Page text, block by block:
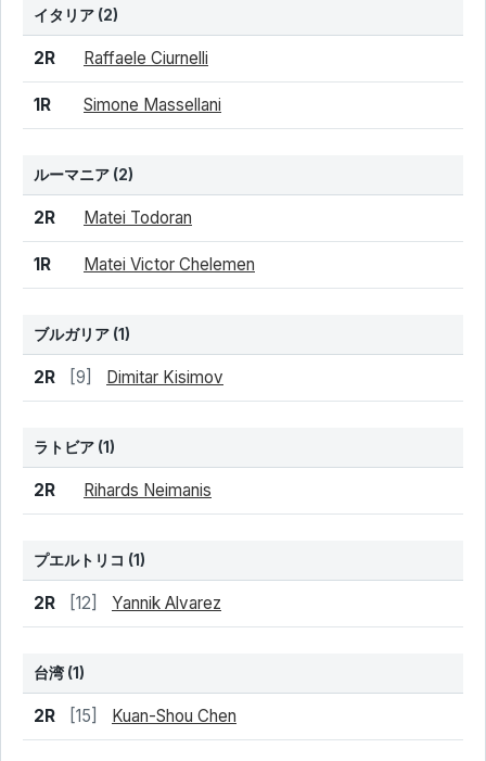
イタリア (2)
結果 シード 選手名
2R Raffaele Ciurnelli
1R Simone Massellani
ルーマニア (2)
結果 シード 選手名
2R Matei Todoran
1R Matei Victor Chelemen
ブルガリア (1)
結果 シード 選手名
2R [9] Dimitar Kisimov
ラトビア (1)
結果 シード 選手名
2R Rihards Neimanis
プエルトリコ (1)
結果 シード 選手名
2R [12] Yannik Alvarez
台湾 (1)
結果 シード 選手名
2R [15] Kuan-Shou Chen